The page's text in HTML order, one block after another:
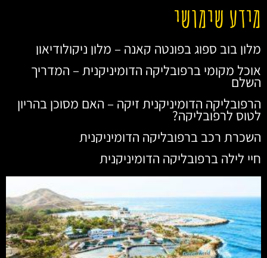
מידע שימושי
מלון בוב ספוג בפונטה קאנה – מלון ניקולודיאון
אוכל מקומי ברפובליקה הדומיניקנית – המדריך
השלם
הרפובליקה הדומיניקנית זיקה – האם מסוכן בהריון
לטוס לרפובליקה?
השכרת רכב ברפובליקה הדומיניקנית
חיי לילה ברפובליקה הדומיניקנית